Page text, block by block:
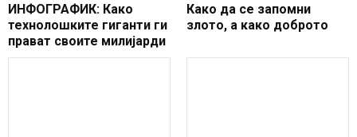
ИНФОГРАФИК: Како
технолошките гиганти ги
прават своите милијарди
Како да се запомни
злото, а како доброто